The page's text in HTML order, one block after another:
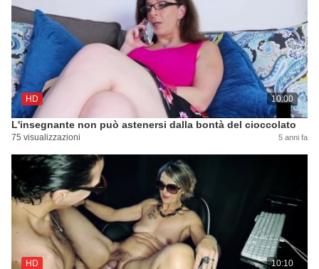
HD 10:00
L'insegnante non può astenersi dalla bontà del cioccolato
75 visualizzazioni 5 anni fa
HD 10:10